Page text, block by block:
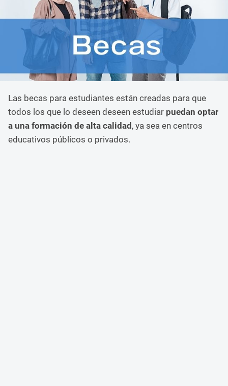
Las becas para estudiantes están creadas para que
todos los que lo deseen deseen estudiar puedan optar
a una formación de alta calidad , ya sea en centros
educativos públicos o privados.